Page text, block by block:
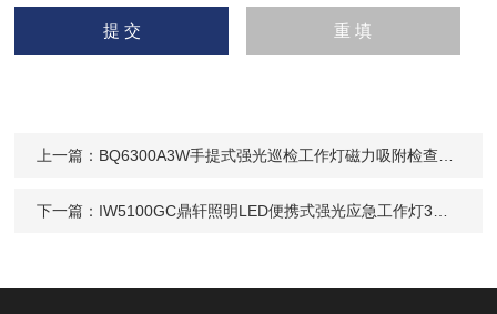
上一篇： BQ6300A3W手提式强光巡检工作灯磁力吸附检查防水
下一篇： IW5100GC鼎轩照明LED便携式强光应急工作灯3W充电式